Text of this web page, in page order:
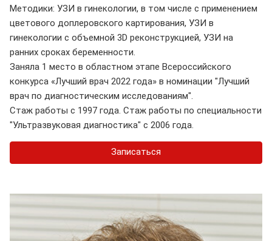
Методики: УЗИ в гинекологии, в том числе с применением
цветового доплеровского картирования, УЗИ в
гинекологии с объемной 3D реконструкцией, УЗИ на
ранних сроках беременности.
Заняла 1 место в областном этапе Всероссийского
конкурса «Лучший врач 2022 года» в номинации "Лучший
врач по диагностическим исследованиям".
Стаж работы с 1997 года. Стаж работы по специальности
"Ультразвуковая диагностика" с 2006 года.
Записаться